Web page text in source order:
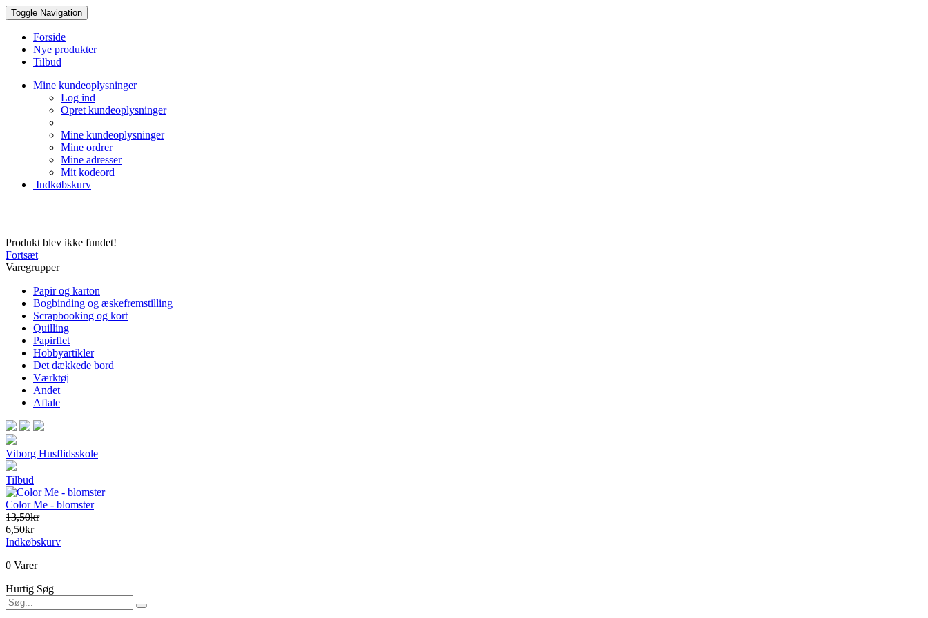
Toggle Navigation
Forside
Nye produkter
Tilbud
Mine kundeoplysninger
Log ind
Opret kundeoplysninger
Mine kundeoplysninger
Mine ordrer
Mine adresser
Mit kodeord
Indkøbskurv
Produkt blev ikke fundet!
Fortsæt
Varegrupper
Papir og karton
Bogbinding og æskefremstilling
Scrapbooking og kort
Quilling
Papirflet
Hobbyartikler
Det dækkede bord
Værktøj
Andet
Aftale
Viborg Husflidsskole
Tilbud
Color Me - blomster
13,50kr
6,50kr
Indkøbskurv
0 Varer
Hurtig Søg